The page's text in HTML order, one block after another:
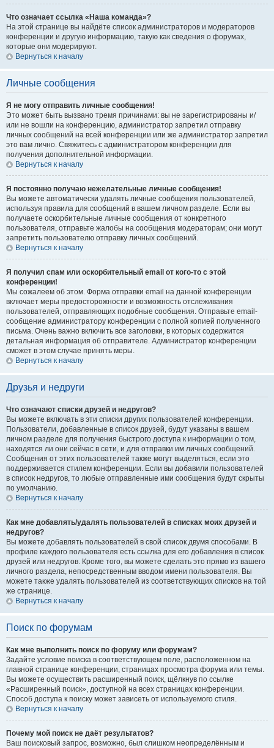
Что означает ссылка «Наша команда»?
На этой странице вы найдёте список администраторов и модераторов
конференции и другую информацию, такую как сведения о форумах,
которые они модерируют.
Вернуться к началу
Личные сообщения
Я не могу отправить личные сообщения!
Это может быть вызвано тремя причинами: вы не зарегистрированы и/
или не вошли на конференцию, администратор запретил отправку
личных сообщений на всей конференции или же администратор запретил
это вам лично. Свяжитесь с администратором конференции для
получения дополнительной информации.
Вернуться к началу
Я постоянно получаю нежелательные личные сообщения!
Вы можете автоматически удалять личные сообщения пользователей,
используя правила для сообщений в вашем личном разделе. Если вы
получаете оскорбительные личные сообщения от конкретного
пользователя, отправьте жалобы на сообщения модераторам; они могут
запретить пользователю отправку личных сообщений.
Вернуться к началу
Я получил спам или оскорбительный email от кого-то с этой
конференции!
Мы сожалеем об этом. Форма отправки email на данной конференции
включает меры предосторожности и возможность отслеживания
пользователей, отправляющих подобные сообщения. Отправьте email-
сообщение администратору конференции с полной копией полученного
письма. Очень важно включить все заголовки, в которых содержится
детальная информация об отправителе. Администратор конференции
сможет в этом случае принять меры.
Вернуться к началу
Друзья и недруги
Что означают списки друзей и недругов?
Вы можете включать в эти списки других пользователей конференции.
Пользователи, добавленные в список друзей, будут указаны в вашем
личном разделе для получения быстрого доступа к информации о том,
находятся ли они сейчас в сети, и для отправки им личных сообщений.
Сообщения от этих пользователей также могут выделяться, если это
поддерживается стилем конференции. Если вы добавили пользователей
в список недругов, то любые отправленные ими сообщения будут скрыты
по умолчанию.
Вернуться к началу
Как мне добавлять/удалять пользователей в списках моих друзей и
недругов?
Вы можете добавлять пользователей в свой список двумя способами. В
профиле каждого пользователя есть ссылка для его добавления в список
друзей или недругов. Кроме того, вы можете сделать это прямо из вашего
личного раздела, непосредственным вводом имени пользователя. Вы
можете также удалять пользователей из соответствующих списков на той
же странице.
Вернуться к началу
Поиск по форумам
Как мне выполнить поиск по форуму или форумам?
Задайте условие поиска в соответствующем поле, расположенном на
главной странице конференции, страницах просмотра форума или темы.
Вы можете осуществить расширенный поиск, щёлкнув по ссылке
«Расширенный поиск», доступной на всех страницах конференции.
Способ доступа к поиску может зависеть от используемого стиля.
Вернуться к началу
Почему мой поиск не даёт результатов?
Ваш поисковый запрос, возможно, был слишком неопределённым и